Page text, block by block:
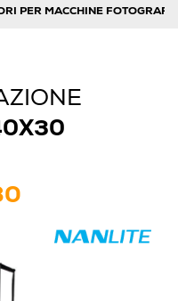
PER MACCHINE